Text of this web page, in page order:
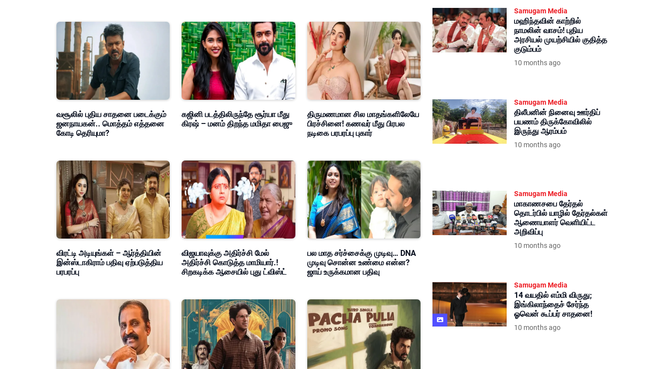
வசூலில் புதிய சாதனை படைக்கும்
ஜனநாயகன்.. மொத்தம் எத்தனை
கோடி தெரியுமா?
கஜினி படத்திலிருந்தே சூர்யா மீது
கிரஷ் – மனம் திறந்த மமிதா பைஜு
திருமணமான சில மாதங்களிலேயே
பிரச்சினை! கணவர் மீது பிரபல
நடிகை பரபரப்பு புகார்
விரட்டி அடியுங்கள் – ஆர்த்தியின்
இன்ஸ்டாகிராம் பதிவு ஏற்படுத்திய
பரபரப்பு
விஜயாவுக்கு அதிர்ச்சி மேல்
அதிர்ச்சி கொடுத்த மாமியார்.!
சிறகடிக்க ஆசையில் புது ட்விஸ்ட்
பல மாத சர்ச்சைக்கு முடிவு… DNA
முடிவு சொன்ன உண்மை என்ன?
ஜாய் உருக்கமான பதிவு
Samugam Media
மஹிந்தவின் காற்றில்
நாமலின் வாசம்! புதிய
அரசியல் முயற்சியில் குதித்த
குடும்பம்
10 months ago
Samugam Media
திலீபனின் நினைவு ஊர்திப்
பயணம் திருக்கோவிலில்
இருந்து ஆரம்பம்
10 months ago
Samugam Media
மாகாணசபை தேர்தல்
தொடர்பில் யாழில் தேர்தல்கள்
ஆணையாளர் வெளியிட்ட
அறிவிப்பு
10 months ago
Samugam Media
14 வயதில் எம்மி விருது;
இங்கிலாந்தைச் சேர்ந்த
ஓவென் கூப்பர் சாதனை!
10 months ago